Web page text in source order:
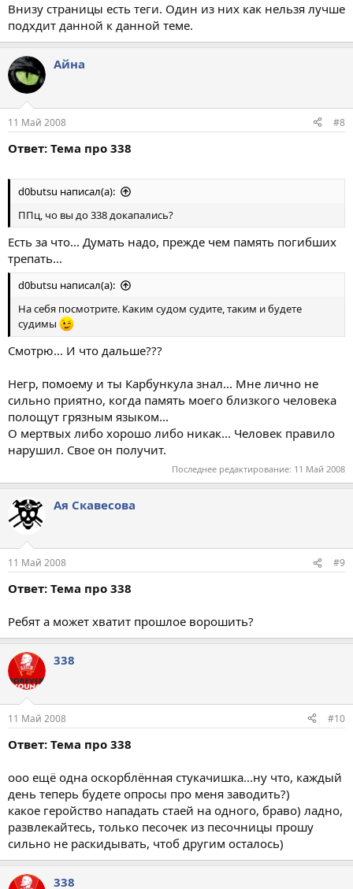
Внизу страницы есть теги. Один из них как нельзя лучше
подхдит данной к данной теме.
Айна
11 Май 2008 #8
Ответ: Тема про 338
d0butsu написал(а):
ППц, чо вы до 338 докапались?
Есть за что... Думать надо, прежде чем память погибших
трепать...
d0butsu написал(а):
На себя посмотрите. Каким судом судите, таким и будете
судимы
Смотрю... И что дальше???
Негр, помоему и ты Карбункула знал... Мне лично не
сильно приятно, когда память моего близкого человека
полощут грязным языком...
О мертвых либо хорошо либо никак... Человек правило
нарушил. Свое он получит.
Последнее редактирование: 11 Май 2008
Ая Скавесова
11 Май 2008 #9
Ответ: Тема про 338
Ребят а может хватит прошлое ворошить?
338
11 Май 2008 #10
Ответ: Тема про 338
ооо ещё одна оскорблённая стукачишка...ну что, каждый
день теперь будете опросы про меня заводить?)
какое геройство нападать стаей на одного, браво) ладно,
развлекайтесь, только песочек из песочницы прошу
сильно не раскидывать, чтоб другим осталось)
338